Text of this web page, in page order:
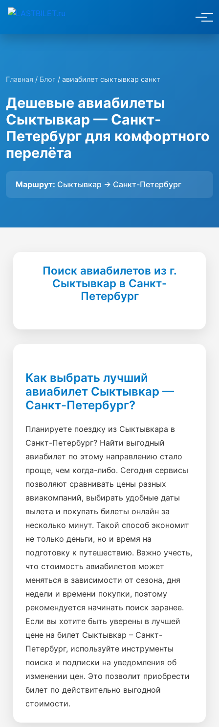
Главная / Блог / авиабилет сыктывкар санкт
Дешевые авиабилеты
Сыктывкар — Санкт-
Петербург для комфортного
перелёта
Маршрут: Сыктывкар → Санкт-Петербург
Поиск авиабилетов из г.
Сыктывкар в Санкт-
Петербург
Как выбрать лучший
авиабилет Сыктывкар —
Санкт-Петербург?
Планируете поездку из Сыктывкара в
Санкт-Петербург? Найти выгодный
авиабилет по этому направлению стало
проще, чем когда-либо. Сегодня сервисы
позволяют сравнивать цены разных
авиакомпаний, выбирать удобные даты
вылета и покупать билеты онлайн за
несколько минут. Такой способ экономит
не только деньги, но и время на
подготовку к путешествию. Важно учесть,
что стоимость авиабилетов может
меняться в зависимости от сезона, дня
недели и времени покупки, поэтому
рекомендуется начинать поиск заранее.
Если вы хотите быть уверены в лучшей
цене на билет Сыктывкар – Санкт-
Петербург, используйте инструменты
поиска и подписки на уведомления об
изменении цен. Это позволит приобрести
билет по действительно выгодной
стоимости.